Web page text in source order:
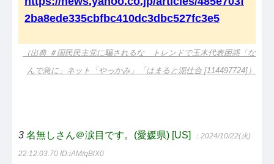
2ba8ede335cbfbc410dc3dbc527fc3e5
（出典 ＃国民民主党に騙されるな トレンドで玉木代表困惑「な
んで急に」ネット「やっかみ」「はまると泥仕合 [114497724]）
3 名無しさん＠涙目です。(愛媛県) [US] ：2024/10/22(火)
22:12:03.70 ID:iAM/qBlX0